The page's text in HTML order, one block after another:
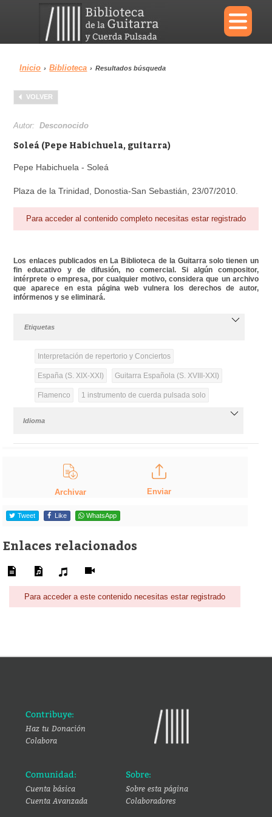
×
Menu
Biblioteca
Área personal Reproductor
Inicio › Biblioteca › Resultados búsqueda
VOLVER
Autor:Desconocido
Soleá (Pepe Habichuela, guitarra)
Pepe Habichuela - Soleá
Plaza de la Trinidad, Donostia-San Sebastián, 23/07/2010.
Para acceder al contenido completo necesitas estar registrado
Los enlaces publicados en La Biblioteca de la Guitarra solo tienen un
fin educativo y de difusión, no comercial. Si algún compositor,
intérprete o empresa, por cualquier motivo, considera que un archivo
que aparece en esta página web vulnera los derechos de autor,
infórmenos y se eliminará.
Etiquetas
Interpretación de repertorio y Conciertos
España (S. XIX-XXI) Guitarra Española (S. XVIII-XXI)
Flamenco 1 instrumento de cuerda pulsada solo
Idioma
Archivar Enviar
Tweet Like WhatsApp
Enlaces relacionados
Para acceder a este contenido necesitas estar registrado
Contribuye:
Haz tu Donación
Colabora
Comunidad:
Cuenta básica
Cuenta Avanzada
Sobre:
Sobre esta página
Colaboradores